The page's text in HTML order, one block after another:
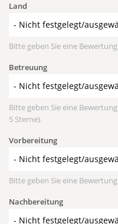
Land
Bitte geben Sie eine
Betreuung
Bitte geben Sie eine
5 Sterne).
Vorbereitung
Bitte geben Sie eine
Nachbereitung